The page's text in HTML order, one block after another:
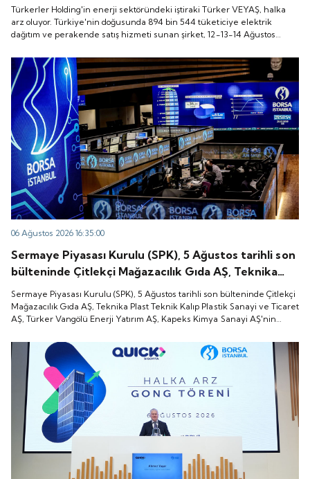
doğusunda 894 bin 544 tüketiciye elektrik dağıtım
ve perakende satış hizmeti sunan şirket, 12-13-14
Ağustos tarihleri arasında pay başına 136 TL fiyatla
Türkerler Holding'in enerji sektöründeki iştiraki Türker VEYAŞ, halka
arz oluyor. Türkiye'nin doğusunda 894 bin 544 tüketiciye elektrik
dağıtım ve perakende satış hizmeti sunan şirket, 12-13-14 Ağustos
06 Ağustos 2026 16:35:00
Sermaye Piyasası Kurulu (SPK), 5 Ağustos tarihli son
bülteninde Çitlekçi Mağazacılık Gıda AŞ, Teknika
Plast Teknik Kalıp Plastik Sanayi ve Ticaret AŞ,
Türker Vangölü Enerji Yatırım AŞ, Kapeks Kimya
Sanayi AŞ'nin halka arzlarına onay verdiği duyurdu.
Sermaye Piyasası Kurulu (SPK), 5 Ağustos tarihli son bülteninde Çitlekçi
Mağazacılık Gıda AŞ, Teknika Plast Teknik Kalıp Plastik Sanayi ve Ticaret
AŞ, Türker Vangölü Enerji Yatırım AŞ, Kapeks Kimya Sanayi AŞ'nin